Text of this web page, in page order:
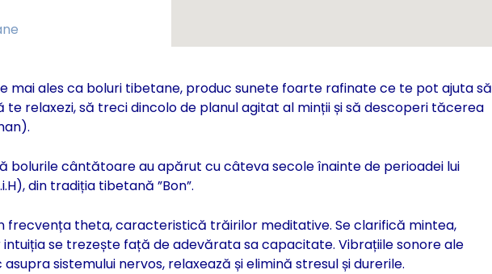
mai ales ca boluri tibetane, produc sunete foarte rafinate ce te pot ajuta să
te relaxezi, să treci dincolo de planul agitat al minții și să descoperi tăcerea
bolurile cântătoare au apărut cu câteva secole înainte de perioadei lui
din tradiția tibetană ”Bon”.
frecvența theta, caracteristică trăirilor meditative. Se clarifică mintea,
se trezește față de adevărata sa capacitate. Vibrațiile sonore ale
sistemului nervos, relaxează șielimină stresul și durerile.